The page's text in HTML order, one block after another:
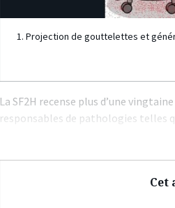
1. Projection de gouttelettes et
La SF2H recense plus d’une
responsables de pathologies telles
Cet